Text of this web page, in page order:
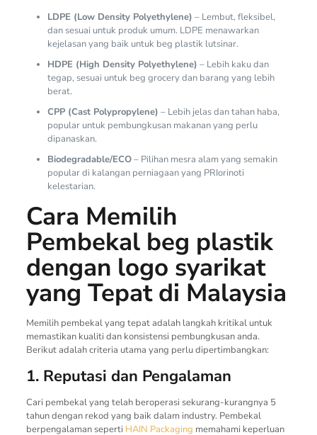
LDPE (Low Density Polyethylene) – Lembut, fleksibel,
dan sesuai untuk produk umum. LDPE menawarkan
kejelasan yang baik untuk beg plastik lutsinar.
HDPE (High Density Polyethylene) – Lebih kaku dan
tegap, sesuai untuk beg grocery dan barang yang lebih
berat.
CPP (Cast Polypropylene) – Lebih jelas dan tahan haba,
popular untuk pembungkusan makanan yang perlu
dipanaskan.
Biodegradable/ECO– Pilihan mesra alam yang semakin
popular di kalangan perniagaan yang PRIorinoti
kelestarian.
Cara Memilih
Pembekal beg plastik
dengan logo syarikat
yang Tepat di Malaysia
Memilih pembekal yang tepat adalah langkah kritikal untuk
memastikan kualiti dan konsistensi pembungkusan anda.
Berikut adalah criteria utama yang perlu dipertimbangkan:
1. Reputasi dan Pengalaman
Cari pembekal yang telah beroperasi sekurang-kurangnya 5
tahun dengan rekod yang baik dalam industry. Pembekal
berpengalaman seperti HAIN Packaging memahami keperluan